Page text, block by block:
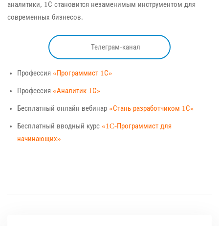
аналитики, 1С становится незаменимым инструментом для
современных бизнесов.
Телеграм-канал
Профессия «Программист 1С»
Профессия «Аналитик 1С»
Бесплатный онлайн вебинар «Стань разработчиком 1С»
Бесплатный вводный курс «1C-Программист для
начинающих»